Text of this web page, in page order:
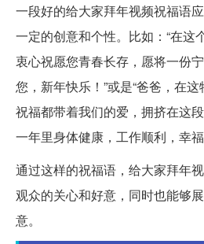
一段好的给大家拜年视频祝福语
一定的创意和个性。比如：“在这
衷心祝愿您青春长存，愿将一份
您，新年快乐！”或是“爸爸，在
祝福都带着我们的爱，拥挤在这
一年里身体健康，工作顺利，幸
通过这样的祝福语，给大家拜年
观众的关心和好意，同时也能够
意。